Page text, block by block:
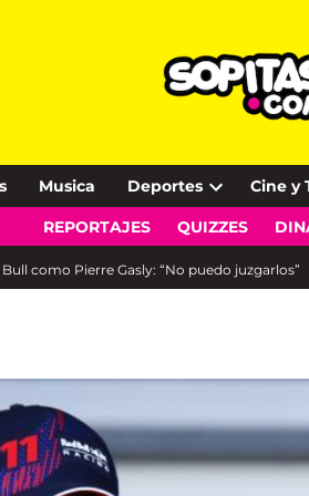
Musica Deportes
Open
dropdown
Cine y
REPORTAJES QUIZZES
como Pierre Gasly: “No puedo juzgarlos”